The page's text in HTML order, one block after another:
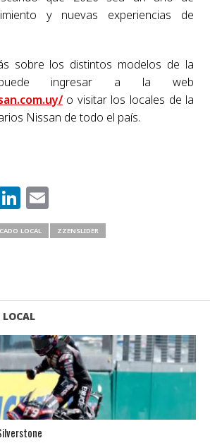
y nuevas experiencias de
sobre los distintos modelos de la
ingresar a la web
o visitar los locales de la
Nissan de todo el país.
LinkedIn
Email
LOCAL ZZENSLIDER